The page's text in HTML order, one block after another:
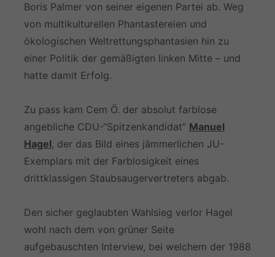
Boris Palmer von seiner eigenen Partei ab. Weg
von multikulturellen Phantastereien und
ökologischen Weltrettungsphantasien hin zu
einer Politik der gemäßigten linken Mitte – und
hatte damit Erfolg.
Zu pass kam Cem Ö. der absolut farblose
angebliche CDU-“Spitzenkandidat” Manuel
Hagel, der das Bild eines jämmerlichen JU-
Exemplars mit der Farblosigkeit eines
drittklassigen Staubsaugervertreters abgab.
Den sicher geglaubten Wahlsieg verlor Hagel
wohl nach dem von grüner Seite
aufgebauschten Interview, bei welchem der 1988